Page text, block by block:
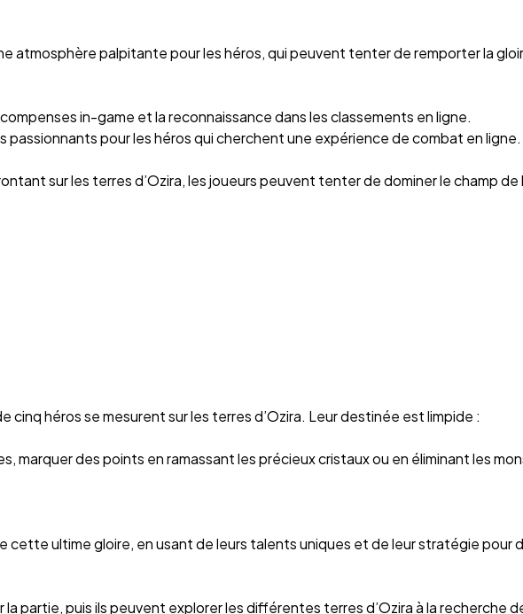
atmosphère palpitante pour les héros, qui peuvent tenter de remporter la
in-game et la reconnaissance dans les classements en ligne.
pour les héros qui cherchent une expérience de combat en ligne.
sur les terres d’Ozira, les joueurs peuvent tenter de dominer le champ
héros se mesurent sur les terres d’Ozira. Leur destinée est limpide :
marquer des points en ramassant les précieux cristaux ou en éliminant les
ultime gloire, en usant de leurs talents uniques et de leur stratégie pour
partie, puis ils peuvent explorer les différentes terres d’Ozira à la recherche